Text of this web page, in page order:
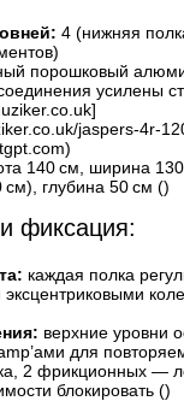
4 (нижняя
порошковый
усилены
jaspers-4r-
140 см, ширина
см), глубина 50 см ()
фиксация:
каждая полка
верхние уровни
для
2 фрикционных —
блокировать ()